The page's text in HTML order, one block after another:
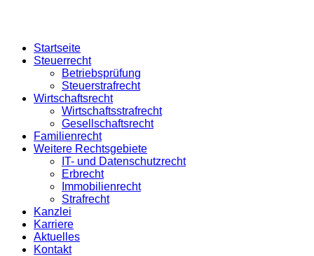
Startseite
Steuerrecht
Betriebsprüfung
Steuerstrafrecht
Wirtschaftsrecht
Wirtschaftsstrafrecht
Gesellschaftsrecht
Familienrecht
Weitere Rechtsgebiete
IT- und Datenschutzrecht
Erbrecht
Immobilienrecht
Strafrecht
Kanzlei
Karriere
Aktuelles
Kontakt